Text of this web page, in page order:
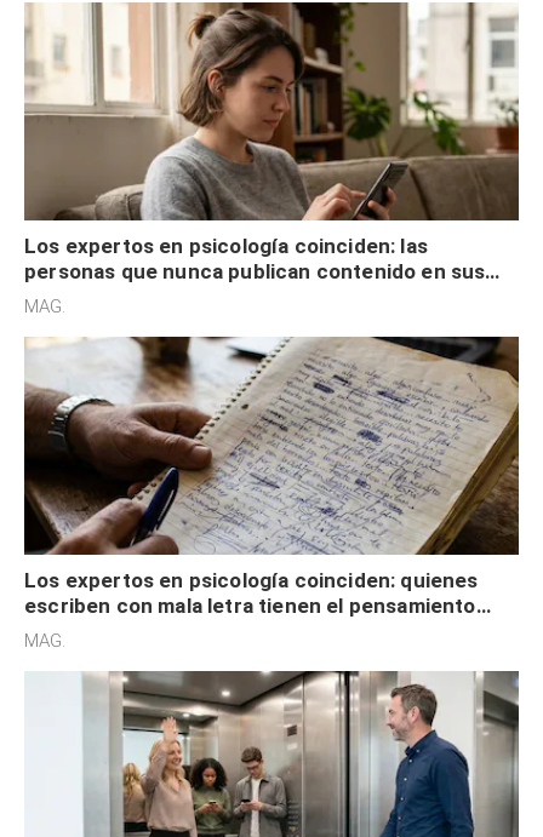
Los expertos en psicología coinciden: las
personas que nunca publican contenido en sus
redes sociales no pretenden buscar validación
MAG.
Los expertos en psicología coinciden: quienes
escriben con mala letra tienen el pensamiento
acelerado y no lo hacen por desinterés
MAG.